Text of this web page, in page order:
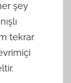
şey
tekrar